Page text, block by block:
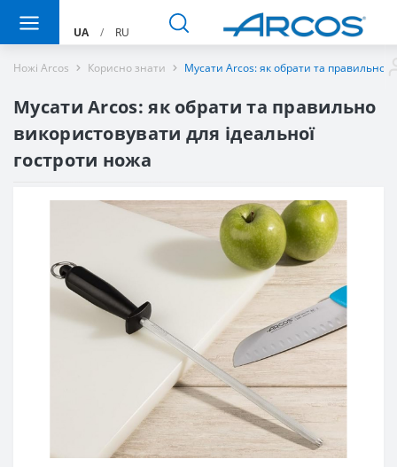
UA / RU
Ножі Arcos Корисно знати Мусати Arcos: як обрати та правильно
Мусати Arcos: як обрати та правильно
використовувати для ідеальної
гостроти ножа